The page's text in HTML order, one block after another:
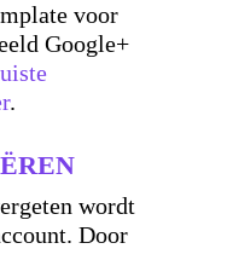
voor
Google+
.
wordt
Door